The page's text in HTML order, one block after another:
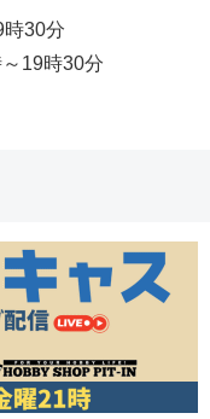
30分
19時30分